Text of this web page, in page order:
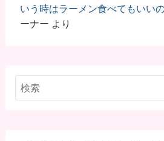
いう時はラーメン食べてもいい
ーナー より